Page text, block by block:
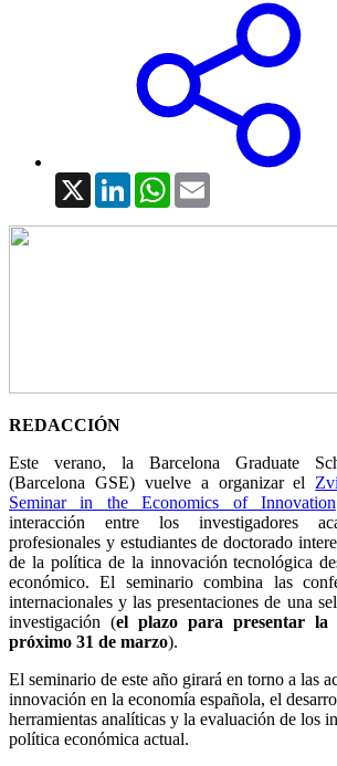
X LinkedInWhatsApp
REDACCIÓN
Este verano, la Barcelona Graduate
(Barcelona GSE) vuelve a organizar el
Seminar in the Economics of Innovation
interacción entre los investigadores
profesionales y estudiantes de doctorado
de la política de la innovación tecnológica
económico. El seminario combina las
internacionales y las presentaciones de una
investigación (el plazo para presentar la
próximo 31 de marzo).
El seminario de este año girará en torno a las
innovación en la economía española, el
herramientas analíticas y la evaluación de los
política económica actual.